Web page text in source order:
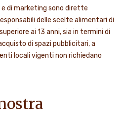
di marketing sono dirette
delle scelte alimentari di
ai 13 anni, sia in termini di
di spazi pubblicitari, a
locali vigenti non richiedano